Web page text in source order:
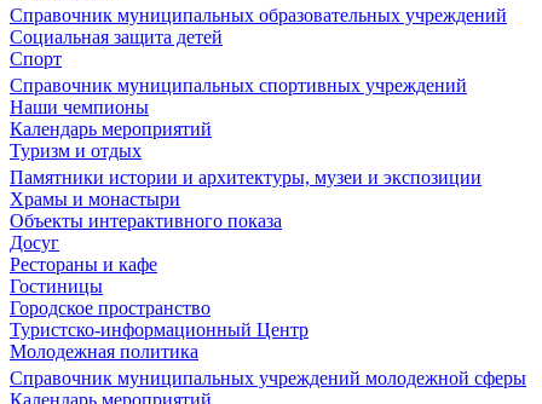
Справочник муниципальных образовательных учреждений
Социальная защита детей
Спорт
Справочник муниципальных спортивных учреждений
Наши чемпионы
Календарь мероприятий
Туризм и отдых
Памятники истории и архитектуры, музеи и экспозиции
Храмы и монастыри
Объекты интерактивного показа
Досуг
Рестораны и кафе
Гостиницы
Городское пространство
Туристско-информационный Центр
Молодежная политика
Справочник муниципальных учреждений молодежной сферы
Календарь мероприятий